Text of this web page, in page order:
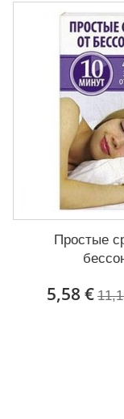
Простые
5,58 €